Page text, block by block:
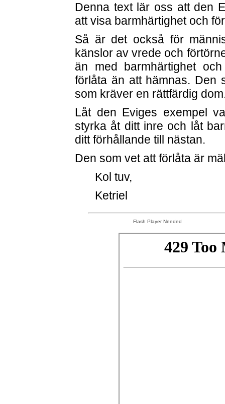
Denna text lär oss att den
att visa barmhärtighet och
Så är det också för
känslor av vrede och
än med barmhärtighet
förlåta än att hämnas. Den
som kräver en rättfärdig
Låt den Eviges exempel
styrka åt ditt inre och låt
ditt förhållande till nästan.
Den som vet att förlåta är
Kol tuv,
Ketriel
Flash Player Needed